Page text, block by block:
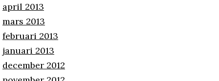
april 2013
mars 2013
februari 2013
januari 2013
december 2012